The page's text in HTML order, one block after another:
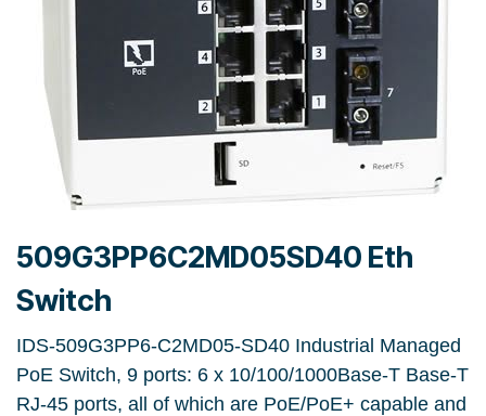
509G3PP6C2MD05SD40 Eth
Switch
IDS-509G3PP6-C2MD05-SD40 Industrial Managed
PoE Switch, 9 ports: 6 x 10/100/1000Base-T Base-T
RJ-45 ports, all of which are PoE/PoE+ capable and